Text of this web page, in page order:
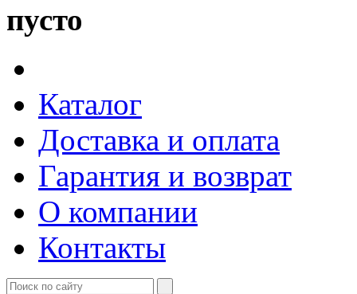
пусто
Каталог
Доставка и оплата
Гарантия и возврат
О компании
Контакты